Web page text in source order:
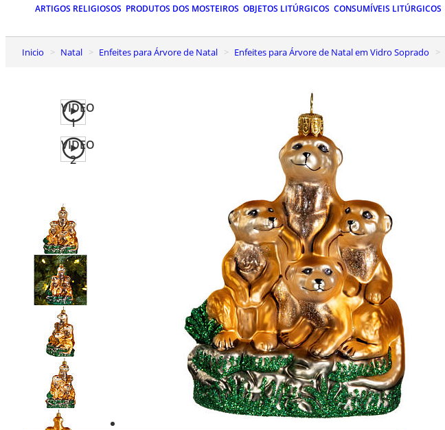
ARTIGOS RELIGIOSOS PRODUTOS DOS MOSTEIROS OBJETOS LITÚRGICOS CONSUMÍVEIS LITÚRGICOS
Inicio Natal Enfeites para Árvore de Natal Enfeites para Árvore de Natal em Vidro Soprado
VIDEO
1
VIDEO
2
Previous
slide
Next
slide